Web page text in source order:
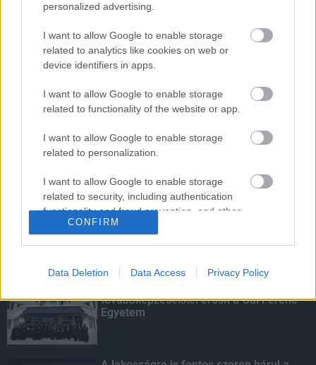
personalized advertising.
I want to allow Google to enable storage
related to analytics like cookies on web or
device identifiers in apps.
I want to allow Google to enable storage
related to functionality of the website or app.
I want to allow Google to enable storage
related to personalization.
I want to allow Google to enable storage
related to security, including authentication
functionality and fraud prevention, and other
user protection.
CONFIRM
Data Deletion Data Access Privacy Policy
Felújított üzletet nyitott Szekszárdon az
Indul a diákok pénzügyi ismereteit
erősítő Pénz7 programsorozat
fennakadás nélkül a Híd-csoport
továbbképzésekkel erősít a Gál Ferenc
Egyetem